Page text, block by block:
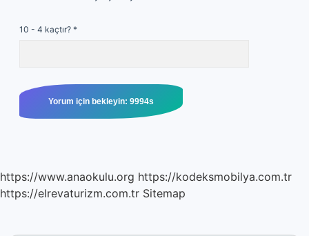
10 - 4 kaçtır? *
https://www.anaokulu.org https://kodeksmobilya.com.tr
https://elrevaturizm.com.tr Sitemap